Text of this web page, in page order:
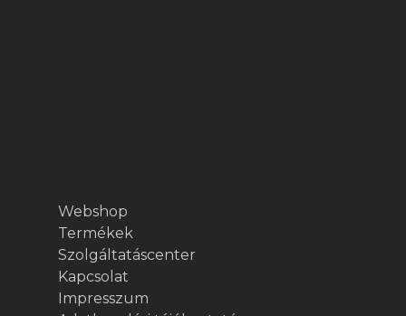
Webshop
Termékek
Szolgáltatáscenter
Kapcsolat
Impresszum